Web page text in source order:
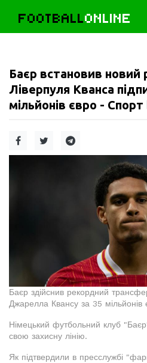
FOOTBALLONLINE
Баєр встановив новий
Ліверпуля Кванса
мільйонів євро -
Баєр здійснив рекордний
Джарелла Квансу за 35 мільйонів
Німецький футбольний клуб
свою захисну лінію.
Як підтвердили в пресслужбі